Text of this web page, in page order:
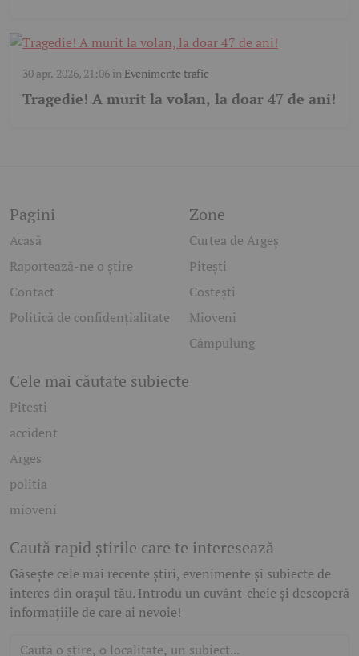
30 apr. 2026, 21:06în Evenimente trafic
Tragedie! A murit la volan, la doar 47 de ani!
Pagini
Acasă
Raportează-ne o știre
Contact
Politică de confidențialitate
Zone
Curtea de Argeș
Pitești
Costești
Mioveni
Câmpulung
Cele mai căutate subiecte
Pitesti
accident
Arges
politia
mioveni
Caută rapid știrile care te interesează
Găsește cele mai recente știri, evenimente și subiecte de
interes din orașul tău. Introdu un cuvânt-cheie și descoperă
informațiile de care ai nevoie!